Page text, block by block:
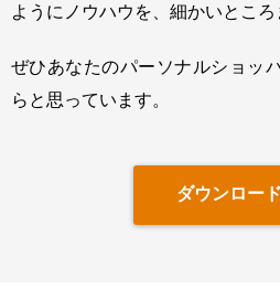
ように ノウハウを、細かいところ
ぜひあなたのパーソナルショッ
らと思っています。
ダウンロー